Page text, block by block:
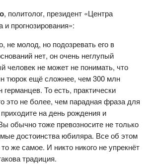
, политолог, президент «Центра
и прогнозирования»:
не молод, но подозревать его в
нет, он очень неглупый
человек не может не понимать, что
тюрок ещё сложнее, чем 300 млн
То есть, практически
это не более, чем парадная фраза для
на день рождения и
обычно тоже превозносите не только
достоинства юбиляра. Все об этом
же самое. И никто никого не упрекнёт
традиция.